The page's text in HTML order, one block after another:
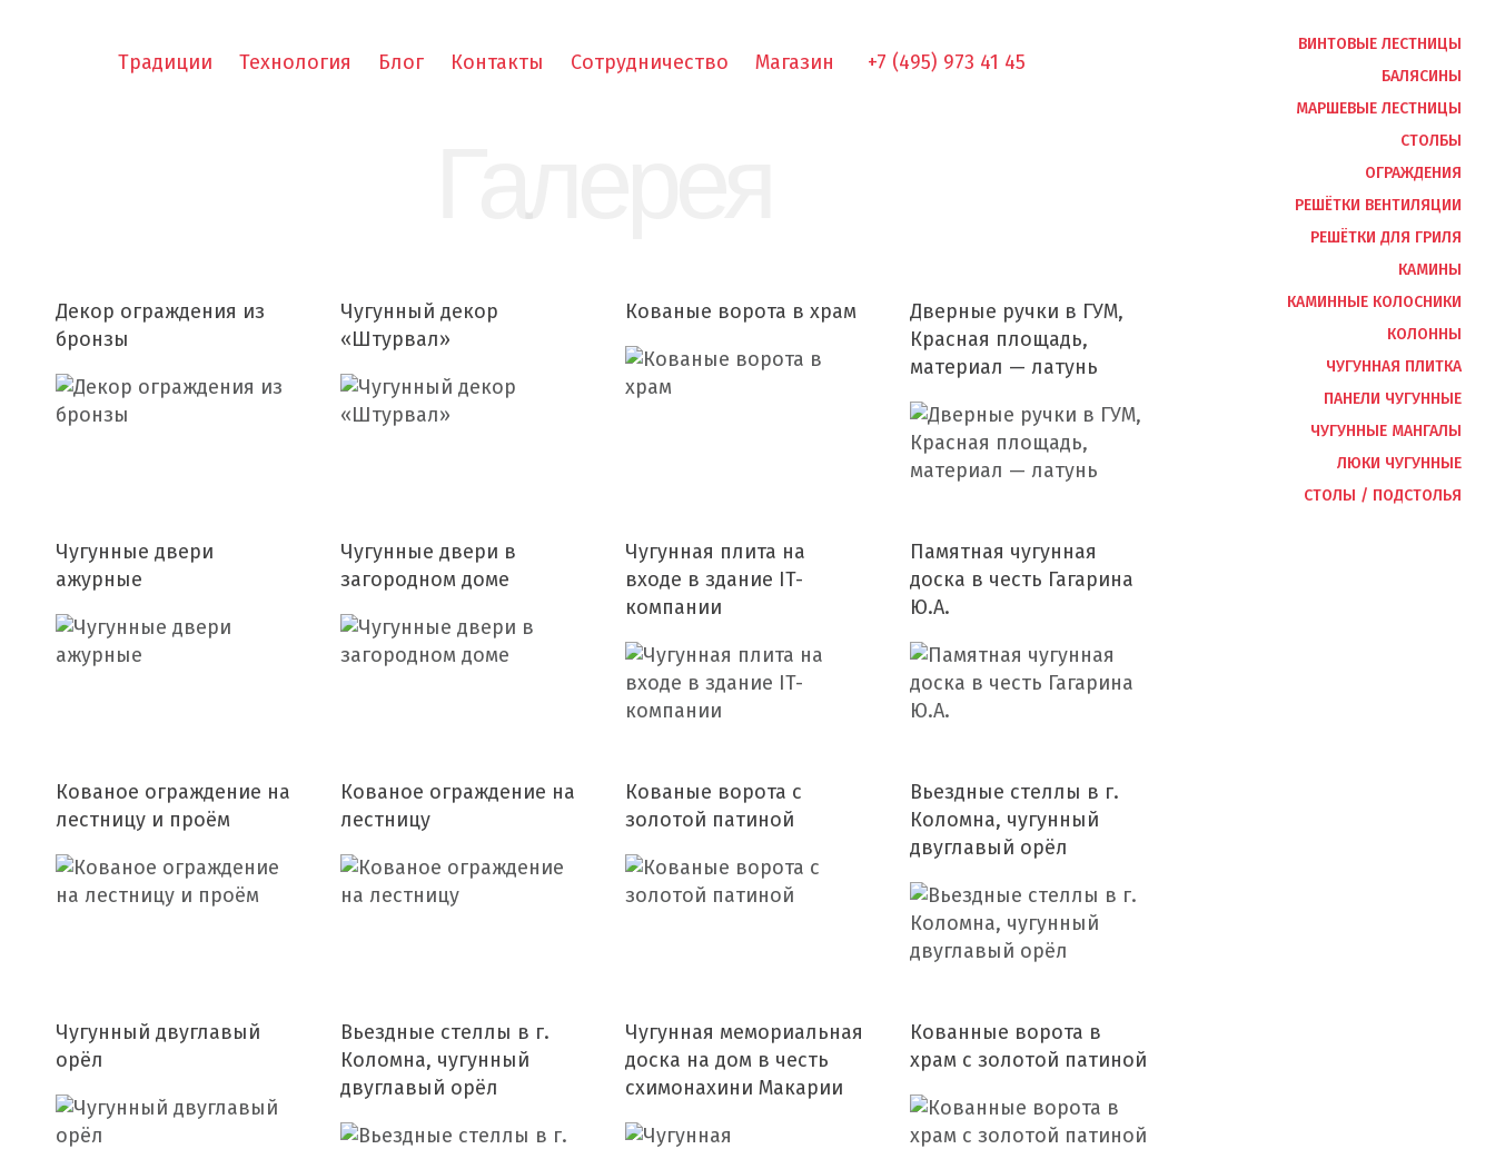
Традиции Технология Блог Контакты Сотрудничество Магазин +7 (495) 973 41 45
ВИНТОВЫЕ ЛЕСТНИЦЫ
БАЛЯСИНЫ
МАРШЕВЫЕ ЛЕСТНИЦЫ
СТОЛБЫ
ОГРАЖДЕНИЯ
РЕШЁТКИ ВЕНТИЛЯЦИИ
РЕШЁТКИ ДЛЯ ГРИЛЯ
КАМИНЫ
КАМИННЫЕ КОЛОСНИКИ
КОЛОННЫ
ЧУГУННАЯ ПЛИТКА
ПАНЕЛИ ЧУГУННЫЕ
ЧУГУННЫЕ МАНГАЛЫ
ЛЮКИ ЧУГУННЫЕ
СТОЛЫ / ПОДСТОЛЬЯ
Галерея
Декор ограждения из
бронзы
Чугунный декор
«Штурвал»
Кованые ворота в храм
Дверные ручки в ГУМ,
Красная площадь,
материал — латунь
Чугунные двери
ажурные
Чугунные двери в
загородном доме
Чугунная плита на
входе в здание IT-
компании
Памятная чугунная
доска в честь Гагарина
Ю.А.
Кованое ограждение на
лестницу и проём
Кованое ограждение на
лестницу
Кованые ворота с
золотой патиной
Вьездные стеллы в г.
Коломна, чугунный
двуглавый орёл
Чугунный двуглавый
орёл
Вьездные стеллы в г.
Коломна, чугунный
двуглавый орёл
Чугунная мемориальная
доска на дом в честь
схимонахини Макарии
Кованные ворота в
храм с золотой патиной